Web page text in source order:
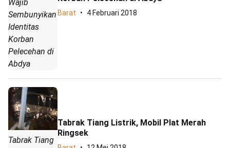
Wajib
Sembunyikan
Identitas
Korban
Pelecehan di
Abdya
Barat 4 Februari 2018
Tabrak Tiang
Tabrak Tiang Listrik, Mobil Plat Merah
Ringsek